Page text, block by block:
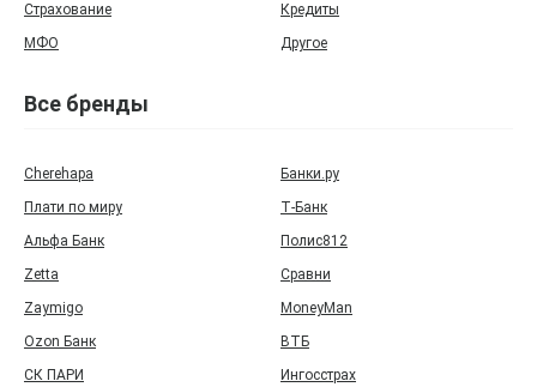
Страхование
Кредиты
МФО
Другое
Все бренды
Cherehapa
Банки.ру
Плати по миру
Т‑Банк
Альфа Банк
Полис812
Zetta
Сравни
Zaymigo
MoneyMan
Ozon Банк
ВТБ
СК ПАРИ
Ингосстрах